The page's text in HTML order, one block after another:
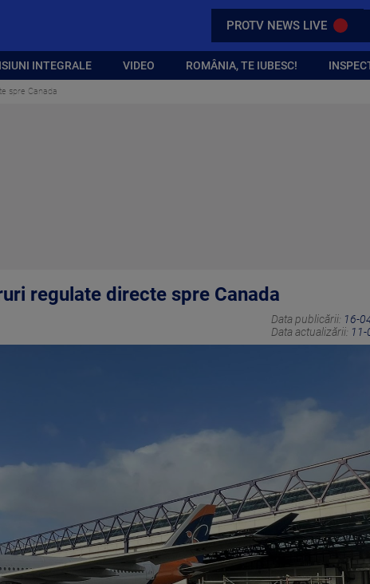
PROTV NEWS LIVE
INTEGRALE VIDEO ROMÂNIA, TE IUBESC!
spre Canada
regulate directe spre Canada
Data publicării: 16-
Data actualizării: